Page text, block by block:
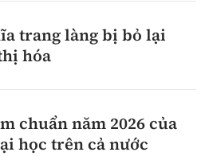
trang làng bị bỏ lại
hóa
chuẩn năm 2026 của
học trên cả nước